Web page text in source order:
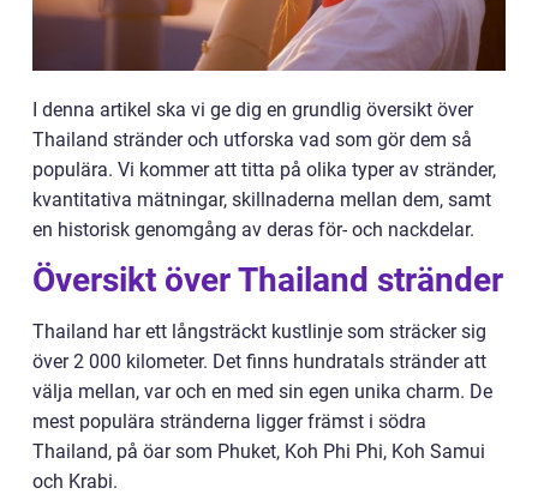
I denna artikel ska vi ge dig en grundlig översikt över
Thailand stränder och utforska vad som gör dem så
populära. Vi kommer att titta på olika typer av stränder,
kvantitativa mätningar, skillnaderna mellan dem, samt
en historisk genomgång av deras för- och nackdelar.
Översikt över Thailand stränder
Thailand har ett långsträckt kustlinje som sträcker sig
över 2 000 kilometer. Det finns hundratals stränder att
välja mellan, var och en med sin egen unika charm. De
mest populära stränderna ligger främst i södra
Thailand, på öar som Phuket, Koh Phi Phi, Koh Samui
och Krabi.